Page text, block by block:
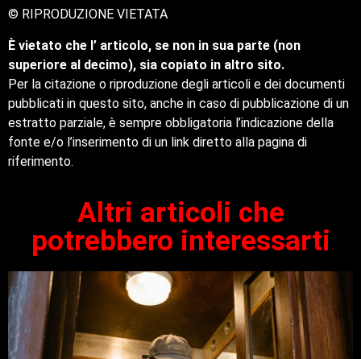
© RIPRODUZIONE VIETATA
È vietato che l’ articolo, se non in sua parte (non
superiore al decimo), sia copiato in altro sito.
Per la citazione o riproduzione degli articoli e dei documenti
pubblicati in questo sito, anche in caso di pubblicazione di un
estratto parziale, è sempre obbligatoria l’indicazione della
fonte e/o l’inserimento di un link diretto alla pagina di
riferimento.
Altri articoli che
potrebbero interessarti